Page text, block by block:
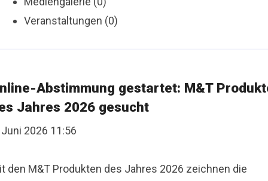
Veranstaltungen (0)
Abstimmung gestartet: M&T
Jahres 2026 gesucht
2026 11:56
den M&T Produkten des Jahres 2026 zeichnen die